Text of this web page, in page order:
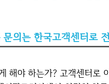
의는 한국고객센터로